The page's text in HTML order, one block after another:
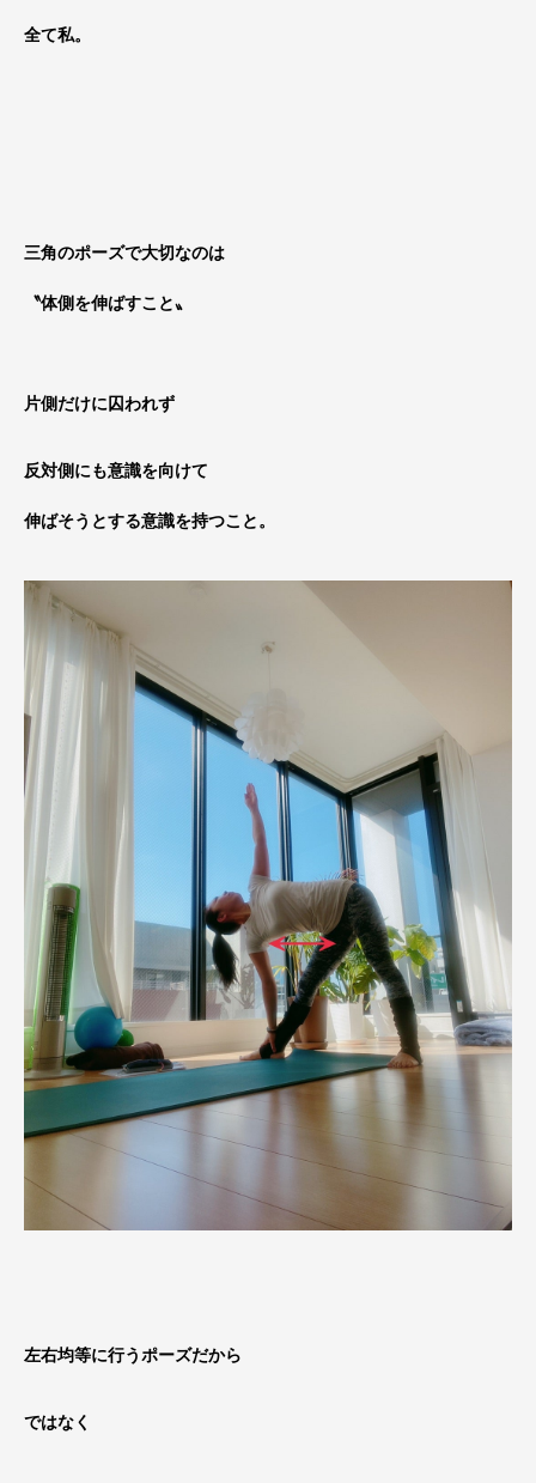
全て私。
三角のポーズで大切なのは
〝体側を伸ばすこと〟
片側だけに囚われず
反対側にも意識を向けて
伸ばそうとする意識を持つこと。
左右均等に行うポーズだから
ではなく